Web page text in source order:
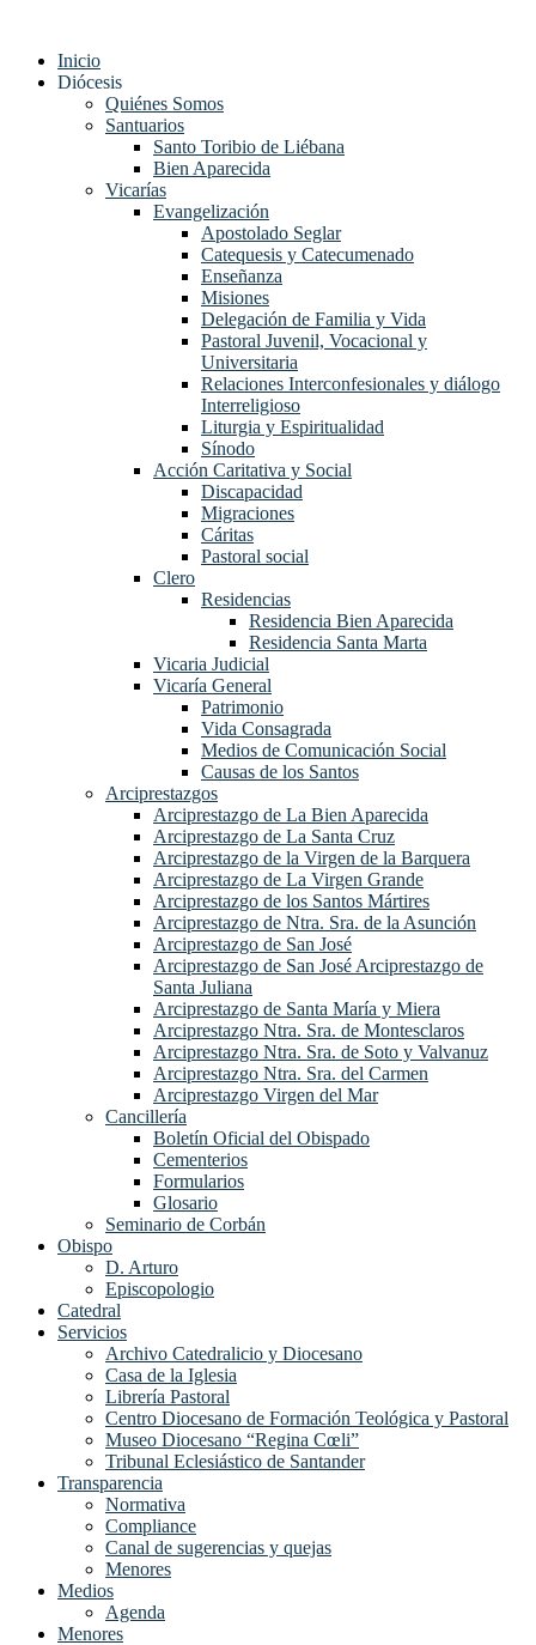
contenido
Inicio
Diócesis
Quiénes Somos
Santuarios
Santo Toribio de Liébana
Bien Aparecida
Vicarías
Evangelización
Apostolado Seglar
Catequesis y Catecumenado
Enseñanza
Misiones
Delegación de Familia y Vida
Pastoral Juvenil, Vocacional y
Universitaria
Relaciones Interconfesionales y diálogo
Interreligioso
Liturgia y Espiritualidad
Sínodo
Acción Caritativa y Social
Discapacidad
Migraciones
Cáritas
Pastoral social
Clero
Residencias
Residencia Bien Aparecida
Residencia Santa Marta
Vicaria Judicial
Vicaría General
Patrimonio
Vida Consagrada
Medios de Comunicación Social
Causas de los Santos
Arciprestazgos
Arciprestazgo de La Bien Aparecida
Arciprestazgo de La Santa Cruz
Arciprestazgo de la Virgen de la Barquera
Arciprestazgo de La Virgen Grande
Arciprestazgo de los Santos Mártires
Arciprestazgo de Ntra. Sra. de la Asunción
Arciprestazgo de San José
Arciprestazgo de San José Arciprestazgo de
Santa Juliana
Arciprestazgo de Santa María y Miera
Arciprestazgo Ntra. Sra. de Montesclaros
Arciprestazgo Ntra. Sra. de Soto y Valvanuz
Arciprestazgo Ntra. Sra. del Carmen
Arciprestazgo Virgen del Mar
Cancillería
Boletín Oficial del Obispado
Cementerios
Formularios
Glosario
Seminario de Corbán
Obispo
D. Arturo
Episcopologio
Catedral
Servicios
Archivo Catedralicio y Diocesano
Casa de la Iglesia
Librería Pastoral
Centro Diocesano de Formación Teológica y Pastoral
Museo Diocesano “Regina Cœli”
Tribunal Eclesiástico de Santander
Transparencia
Normativa
Compliance
Canal de sugerencias y quejas
Menores
Medios
Agenda
Menores